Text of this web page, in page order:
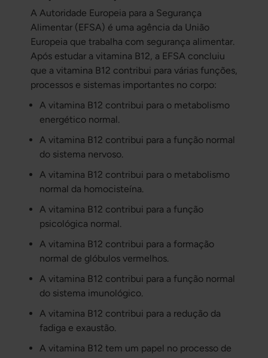
A Autoridade Europeia para a Segurança
Alimentar (EFSA) é uma agência da União
Europeia que trabalha com segurança alimentar.
Após estudar a vitamina B12, a EFSA concluiu
que a vitamina B12 contribui para várias funções,
processos e sistemas importantes no corpo:
A vitamina B12 contribui para o metabolismo
energético normal.
A vitamina B12 contribui para a função normal
do sistema nervoso.
A vitamina B12 contribui para o metabolismo
normal da homocisteína.
A vitamina B12 contribui para a função
psicológica normal.
A vitamina B12 contribui para a formação
normal de glóbulos vermelhos.
A vitamina B12 contribui para a função normal
do sistema imunológico.
A vitamina B12 contribui para a redução da
fadiga e exaustão.
A vitamina B12 tem um papel no processo de